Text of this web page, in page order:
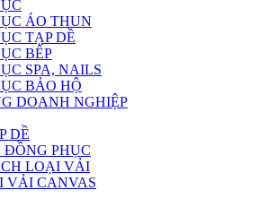
ÁO THUN
TẠP DỀ
BẾP
SPA, NAILS
BẢO HỘ
DOANH NGHIỆP
DỀ
ĐỒNG PHỤC
LOẠI VẢI
VẢI CANVAS